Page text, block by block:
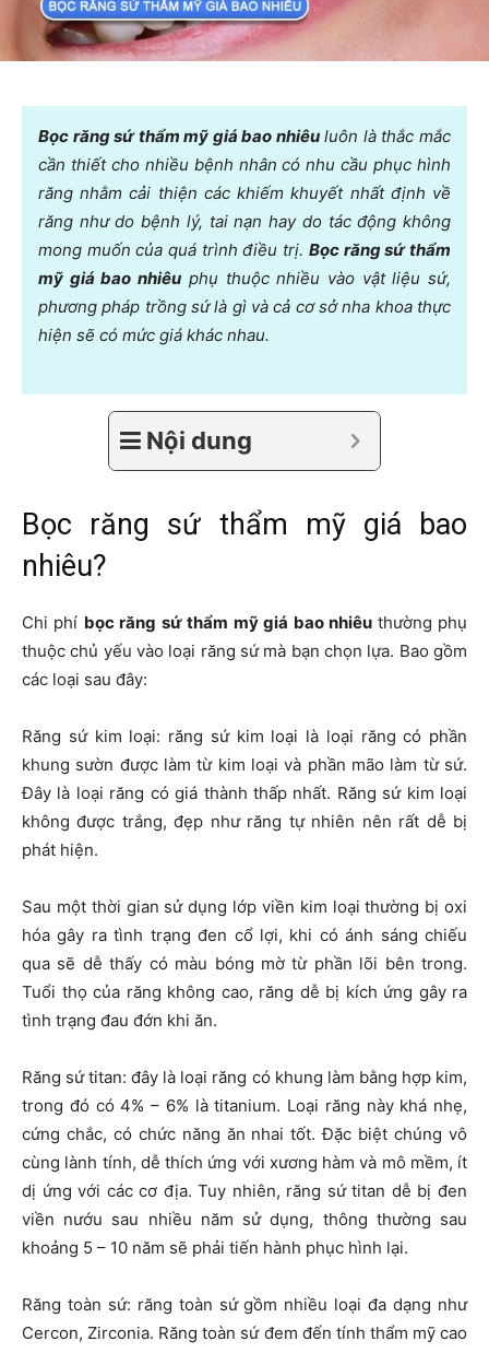
Bọc răng sứ thẩm mỹ giá bao nhiêuluôn là thắc mắc
cần thiết cho nhiều bệnh nhân có nhu cầu phục hình
răng nhằm cải thiện các khiếm khuyết nhất định về
răng như do bệnh lý, tai nạn hay do tác động không
mong muốn của quá trình điều trị. Bọc răng sứ thẩm
mỹ giá bao nhiêu phụ thuộc nhiều vào vật liệu sứ,
phương pháp trồng sứ là gì và cả cơ sở nha khoa thực
hiện sẽ có mức giá khác nhau.
Nội dung
Bọc răng sứ thẩm mỹ giá bao
nhiêu?
Chi phí bọc răng sứ thẩm mỹ giá bao nhiêu thường phụ
thuộc chủ yếu vào loại răng sứ mà bạn chọn lựa. Bao gồm
các loại sau đây:
Răng sứ kim loại: răng sứ kim loại là loại răng có phần
khung sườn được làm từ kim loại và phần mão làm từ sứ.
Đây là loại răng có giá thành thấp nhất. Răng sứ kim loại
không được trắng, đẹp như răng tự nhiên nên rất dễ bị
phát hiện.
Sau một thời gian sử dụng lớp viền kim loại thường bị oxi
hóa gây ra tình trạng đen cổ lợi, khi có ánh sáng chiếu
qua sẽ dễ thấy có màu bóng mờ từ phần lõi bên trong.
Tuổi thọ của răng không cao, răng dễ bị kích ứng gây ra
tình trạng đau đớn khi ăn.
Răng sứ titan: đây là loại răng có khung làm bằng hợp kim,
trong đó có 4% – 6% là titanium. Loại răng này khá nhẹ,
cứng chắc, có chức năng ăn nhai tốt. Đặc biệt chúng vô
cùng lành tính, dễ thích ứng với xương hàm và mô mềm, ít
dị ứng với các cơ địa. Tuy nhiên, răng sứ titan dễ bị đen
viền nướu sau nhiều năm sử dụng, thông thường sau
khoảng 5 – 10 năm sẽ phải tiến hành phục hình lại.
Răng toàn sứ: răng toàn sứ gồm nhiều loại đa dạng như
Cercon, Zirconia. Răng toàn sứ đem đến tính thẩm mỹ cao